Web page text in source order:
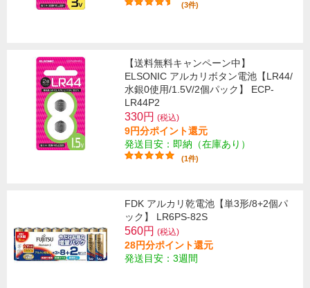
(3件)
【送料無料キャンペーン中】
ELSONIC アルカリボタン電池【LR44/
水銀0使用/1.5V/2個パック】 ECP-
LR44P2
330円 (税込)
9円分ポイント還元
発送目安：即納（在庫あり）
(1件)
FDK アルカリ乾電池【単3形/8+2個パ
ック】 LR6PS-82S
560円 (税込)
28円分ポイント還元
発送目安：3週間